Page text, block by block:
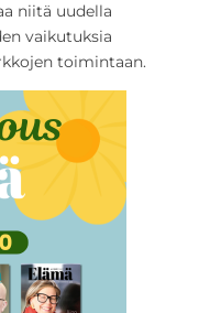
niitä uudella
vaikutuksia
toimintaan.